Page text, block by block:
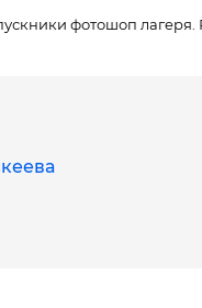
фотошоп лагеря.